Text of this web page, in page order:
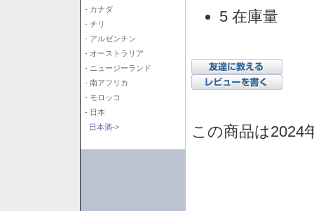
- カナダ
- チリ
- アルゼンチン
- オーストラリア
- ニュージーランド
- 南アフリカ
- モロッコ
- 日本
日本酒->
5 在庫量
この商品は2024